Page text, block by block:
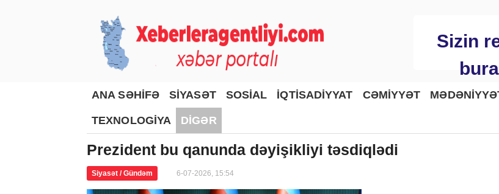
Sizin
ANA SƏHİFƏ SİYASƏT SOSİAL İQTİSADİYYAT CƏMİYYƏT
TEXNOLOGİYA DİGƏR
Prezident bu qanunda dəyişikliyi təsdiqlədi
Siyasət / Gündəm 6-07-2026, 15:54